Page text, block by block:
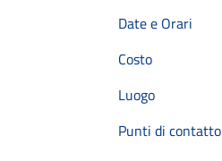
Date e Orari
Costo
Luogo
Punti di contatto